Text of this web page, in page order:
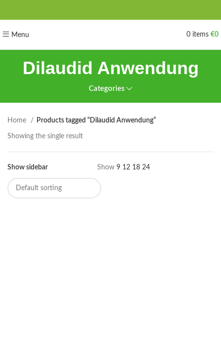
Menu 0 items €0
Dilaudid Anwendung
Categories
Home Products tagged “Dilaudid Anwendung”
Showing the single result
Show sidebar Show 9 12 18 24